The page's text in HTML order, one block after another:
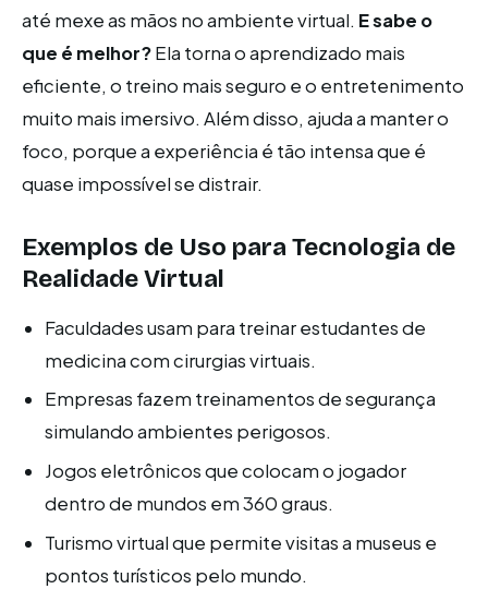
até mexe as mãos no ambiente virtual. E sabe o
que é melhor?Ela torna o aprendizado mais
eficiente, o treino mais seguro e o entretenimento
muito mais imersivo. Além disso, ajuda a manter o
foco, porque a experiência é tão intensa que é
quase impossível se distrair.
Exemplos de Uso para Tecnologia de
Realidade Virtual
Faculdades usam para treinar estudantes de
medicina com cirurgias virtuais.
Empresas fazem treinamentos de segurança
simulando ambientes perigosos.
Jogos eletrônicos que colocam o jogador
dentro de mundos em 360 graus.
Turismo virtual que permite visitas a museus e
pontos turísticos pelo mundo.